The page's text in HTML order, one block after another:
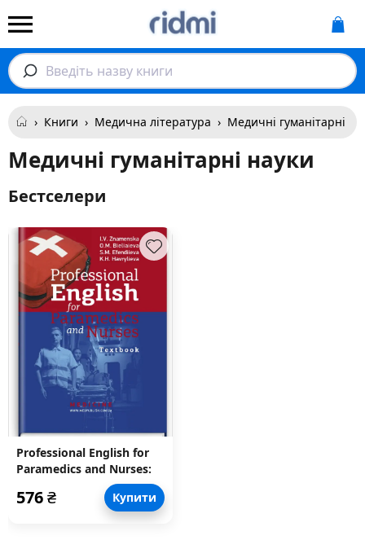
Введіть назву книги
› Книги › Медична література › Медичні гуманітарні
Медичні гуманітарні науки
Бестселери
Professional English for
Paramedics and Nurses:
576₴ Купити